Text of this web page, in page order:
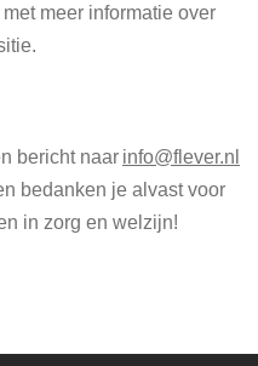
meer informatie over
bericht naar info@flever.nl
bedanken je alvast voor
in zorg en welzijn!